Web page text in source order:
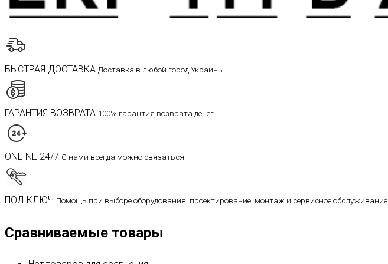
БЫСТРАЯ ДОСТАВКА Доставка в любой город Украины
ГАРАНТИЯ ВОЗВРАТА 100% гарантия возврата денег
ONLINE 24/7 С нами всегда можно связаться
ПОД КЛЮЧ Помощь при выборе оборудования, проектирование, монтаж и сервисное обслуживание
Сравниваемые товары